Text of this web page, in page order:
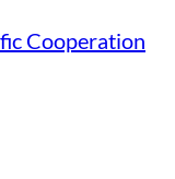
Cooperation